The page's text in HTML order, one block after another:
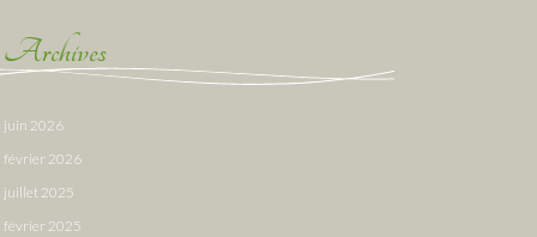
Archives
juin 2026
février 2026
juillet 2025
février 2025